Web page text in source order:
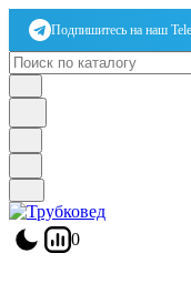
Подпишитесь на наш
0